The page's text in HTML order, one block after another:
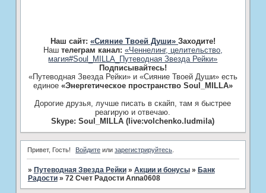
Наш сайт: «Сияние Твоей Души» Заходите!
Наш телеграм канал: «Ченнелинг, целительство,
магия#Soul_MILLA_Путеводная Звезда Рейки»
Подписывайтесь!
«Путеводная Звезда Рейки» и «Сияние Твоей Души» есть
единое «Энергетическое пространство Soul_MILLA»
Дорогие друзья, лучше писать в скайп, там я быстрее
реагирую и отвечаю.
Skype: Soul_MILLA (live:volchenko.ludmila)
Привет, Гость! Войдите илизарегистрируйтесь
» Путеводная Звезда Рейки » ­Акции и бонусы » Банк
Радости » 72 Счет Радости Anna0608